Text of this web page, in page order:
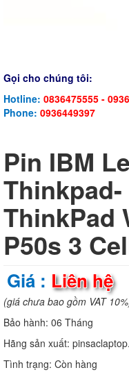
Gọi cho chúng tôi:
Hotline: 0836475555 -
Phone: 0936449397
Pin IBM
ThinkPad
P50s 3
Giá : Liên hệ
(giá chưa bao gồm VAT
Bảo hành: 06 Tháng
Hãng sản xuất:
Tình trạng: Còn hàng